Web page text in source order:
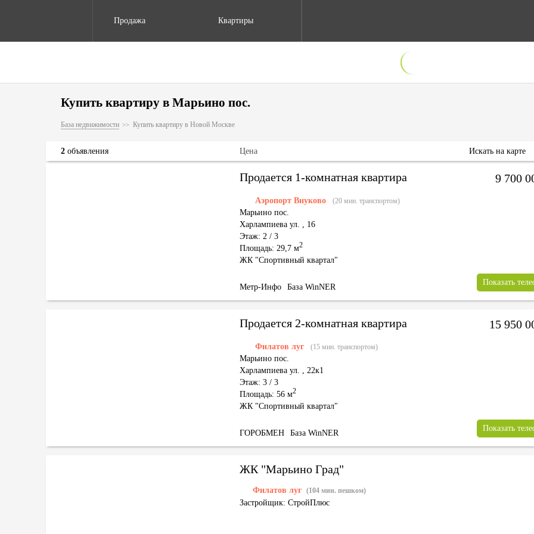
Продажа Квартиры
Купить квартиру в Марьино пос.
База недвижимости Купить квартиру в Новой Москве
Продается 1-комнатная квартира
Аэропорт Внуково (20 мин. транспортом)
Марьино пос.
Харлампиева ул. , 16
Этаж: 2 / 3
Площадь: 29,7 м2
ЖК "Спортивный квартал"
9 700
Метр-Инфо База WinNER
Показать
Продается 2-комнатная квартира
Филатов луг (15 мин. транспортом)
Марьино пос.
Харлампиева ул. , 22к1
Этаж: 3 / 3
Площадь: 56 м2
ЖК "Спортивный квартал"
15 950
ГОРОБМЕН База WinNER
Показать
ЖК "Марьино Град"
Филатов луг (104 мин. пешком)
Застройщик: СтройПлюс
2 объявления Цена Искать на карте